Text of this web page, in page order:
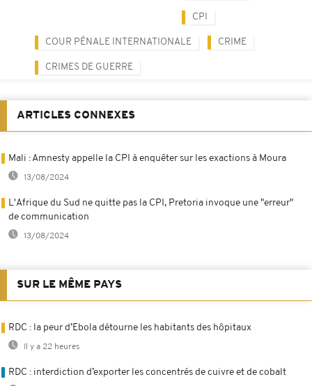
CPI
COUR PÉNALE INTERNATIONALE CRIME
CRIMES DE GUERRE
ARTICLES CONNEXES
Mali : Amnesty appelle la CPI à enquêter sur les exactions à Moura
13/08/2024
L'Afrique du Sud ne quitte pas la CPI, Pretoria invoque une "erreur"
de communication
13/08/2024
SUR LE MÊME PAYS
RDC : la peur d’Ebola détourne les habitants des hôpitaux
Il y a 22 heures
RDC : interdiction d’exporter les concentrés de cuivre et de cobalt